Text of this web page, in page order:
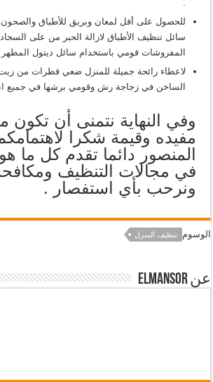
للحصول على أفل لمعان وبريق للأطباق
سائل تنظيف الأطباق لازالة الحبر من على
المفروشات قومي باستخدام سائل ديتول المطهر .
لاعطاء رائحة جميلة للمنزل ضعي قطرات من زيت
الساخن في زجاجة رش وقومي برشها في جميع
وفي النهاية نتمنى أن تكون
مفيده وقيمة شكرا
المنصور دائما تقدم كل ما
في مجالات التنظيف
ونرحب بأي استفصار .
الوسوم تنظيف المنزل
عن elmansor